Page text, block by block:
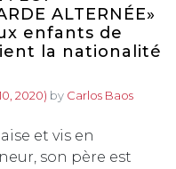
ALTERNÉE»
enfants de
la nationalité
2020) by Carlos Baos
et vis en
son père est